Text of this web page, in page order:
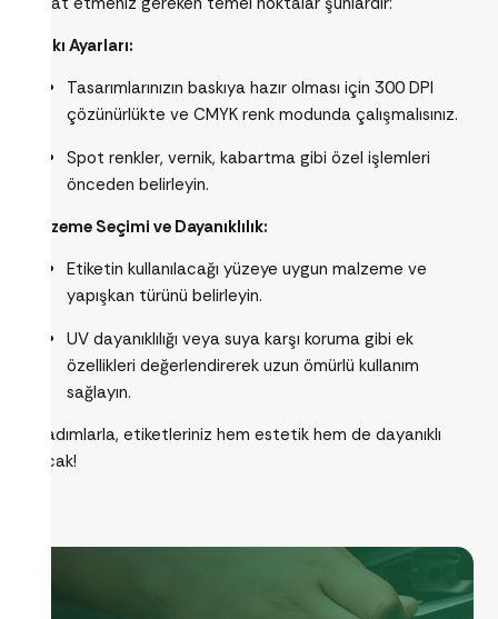
Baskı Ayarları:
Tasarımlarınızın baskıya hazır olması için 300 DPI
çözünürlükte ve CMYK renk modunda çalışmalısınız.
Spot renkler, vernik, kabartma gibi özel işlemleri
önceden belirleyin.
Malzeme Seçimi ve Dayanıklılık:
Etiketin kullanılacağı yüzeye uygun malzeme ve
yapışkan türünü belirleyin.
UV dayanıklılığı veya suya karşı koruma gibi ek
özellikleri değerlendirerek uzun ömürlü kullanım
sağlayın.
Bu adımlarla, etiketleriniz hem estetik hem de dayanıklı
olacak!